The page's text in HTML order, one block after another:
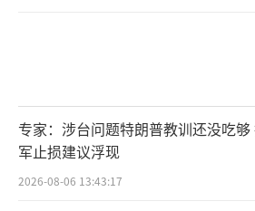
专家：涉台问题特朗普教训还没吃够
军止损建议浮现
2026-08-06 13:43:17